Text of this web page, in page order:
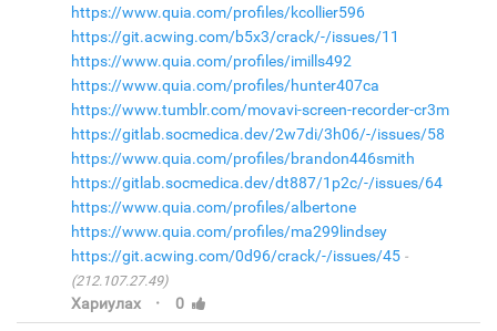
https://www.quia.com/profiles/kcollier596
https://git.acwing.com/b5x3/crack/-/issues/11
https://www.quia.com/profiles/imills492
https://www.quia.com/profiles/hunter407ca
https://www.tumblr.com/movavi-screen-recorder-cr3m
https://gitlab.socmedica.dev/2w7di/3h06/-/issues/58
https://www.quia.com/profiles/brandon446smith
https://gitlab.socmedica.dev/dt887/1p2c/-/issues/64
https://www.quia.com/profiles/albertone
https://www.quia.com/profiles/ma299lindsey
https://git.acwing.com/0d96/crack/-/issues/45
(212.107.27.49)
Хариулах · 0